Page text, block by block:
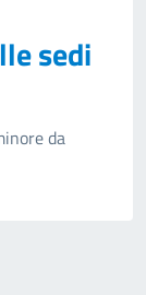
sedi
da